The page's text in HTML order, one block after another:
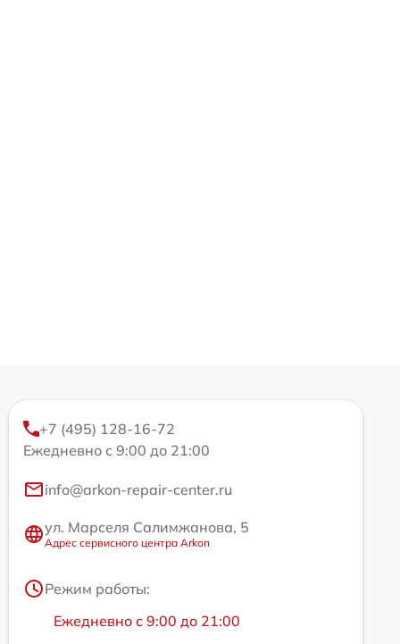
+7 (495) 128-16-72
Ежедневно с 9:00 до 21:00
info@arkon-repair-center.ru
ул. Марселя Салимжанова, 5
Адрес сервисного центра Arkon
Режим работы:
Ежедневно с 9:00 до 21:00